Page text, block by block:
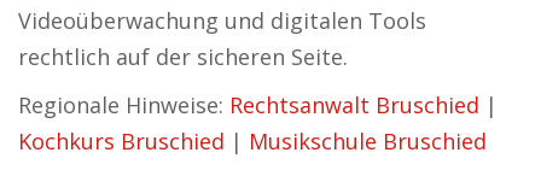
Videoüberwachung und digitalen Tools
rechtlich auf der sicheren Seite.
Regionale Hinweise: Rechtsanwalt Bruschied |
Kochkurs Bruschied | Musikschule Bruschied